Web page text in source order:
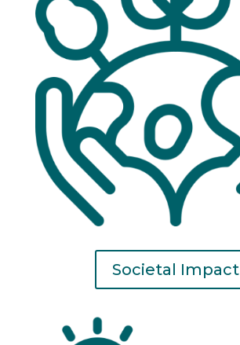
Societal Impact